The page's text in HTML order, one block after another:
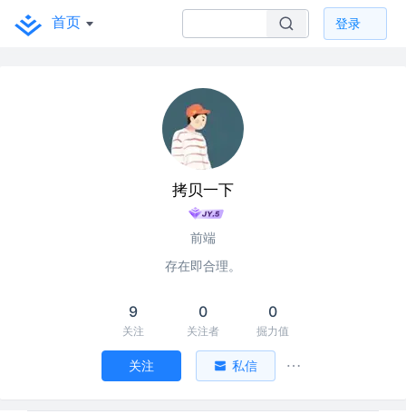
首页 登录
拷贝一下
前端
存在即合理。
9
关注
0
关注者
0
掘力值
关注 私信